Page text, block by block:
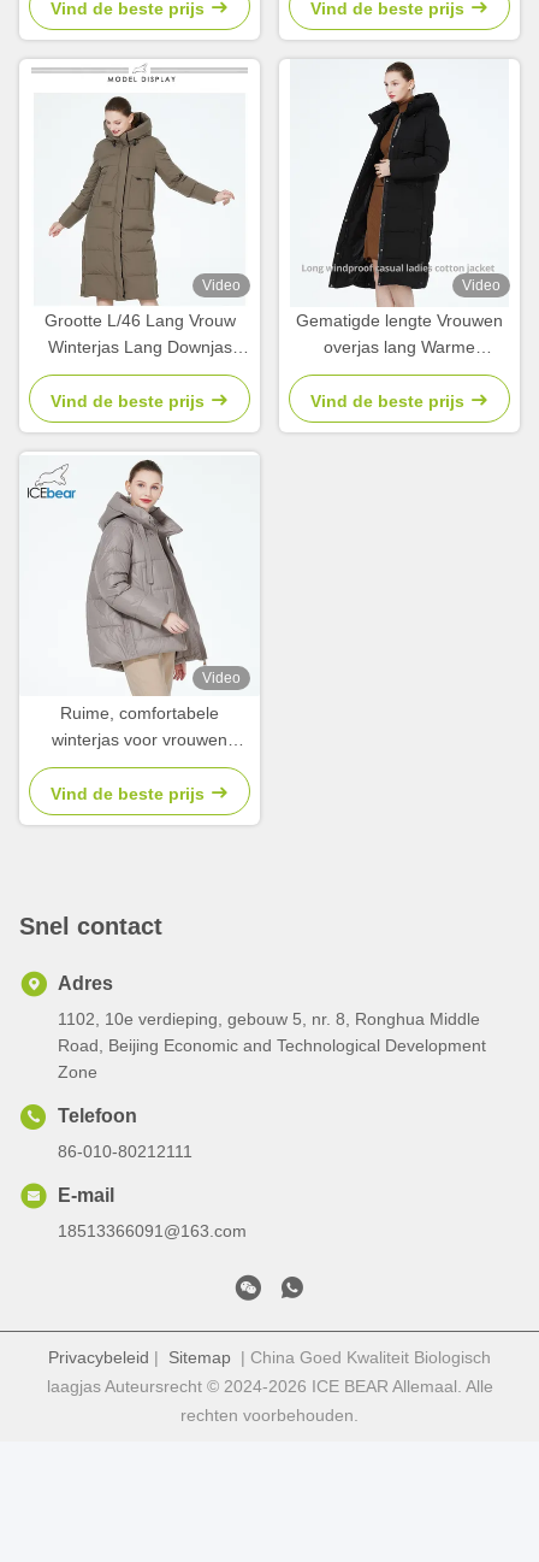
mouw
Vind de beste prijs
Vind de beste prijs
Video
Grootte L/46 Lang Vrouw
Winterjas Lang Downjas
Vrouwen 65cm Lengte mouw
Vind de beste prijs
Video
Gematigde lengte Vrouwen
overjas lang Warme
winterjassen maat L maat 46
Vind de beste prijs
Video
Ruime, comfortabele
winterjas voor vrouwen
Middenleeftijd Downjas met
donkere ritszakken
Vind de beste prijs
Snel contact
Adres
1102, 10e verdieping, gebouw 5, nr. 8, Ronghua Middle
Road, Beijing Economic and Technological Development
Zone
Telefoon
86-010-80212111
E-mail
18513366091@163.com
Privacybeleid | Sitemap | China Goed Kwaliteit Biologisch
laagjas Auteursrecht © 2024-2026 ICE BEAR Allemaal. Alle
rechten voorbehouden.